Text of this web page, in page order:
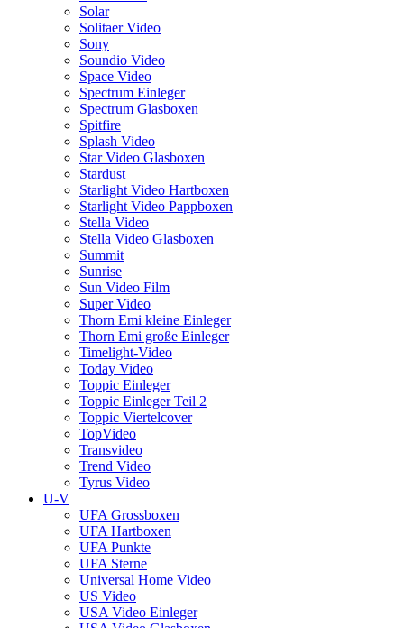
Solar
Solitaer Video
Sony
Soundio Video
Space Video
Spectrum Einleger
Spectrum Glasboxen
Spitfire
Splash Video
Star Video Glasboxen
Stardust
Starlight Video Hartboxen
Starlight Video Pappboxen
Stella Video
Stella Video Glasboxen
Summit
Sunrise
Sun Video Film
Super Video
Thorn Emi kleine Einleger
Thorn Emi große Einleger
Timelight-Video
Today Video
Toppic Einleger
Toppic Einleger Teil 2
Toppic Viertelcover
TopVideo
Transvideo
Trend Video
Tyrus Video
U-V
UFA Grossboxen
UFA Hartboxen
UFA Punkte
UFA Sterne
Universal Home Video
US Video
USA Video Einleger